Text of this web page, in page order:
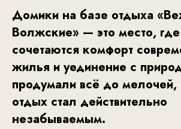
Домики на базе отдыха
Волжские» — это место,
сочетаются комфорт
жилья и уединение с
продумали всё до
отдых стал действительно
незабываемым.